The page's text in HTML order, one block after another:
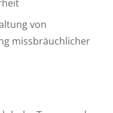
von
missbräuchlicher